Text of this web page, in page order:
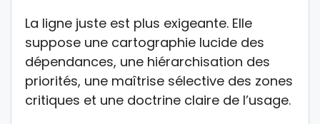
La ligne juste est plus exigeante. Elle
suppose une cartographie lucide des
dépendances, une hiérarchisation des
priorités, une maîtrise sélective des zones
critiques et une doctrine claire de l’usage.